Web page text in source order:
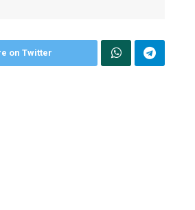
on Twitter